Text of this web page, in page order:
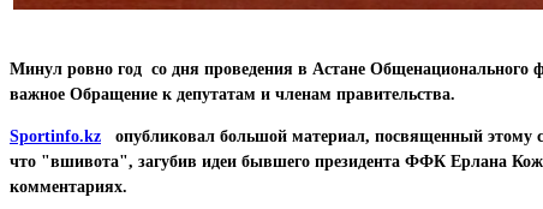
Минул ровно год со дня проведения в Астане
важное Обращение к депутатам и членам правительства.
Sportinfo.kz опубликовал большой материал, посвященный этому
что "вшивота", загубив идеи бывшего президента ФФК Ерлана
комментариях.